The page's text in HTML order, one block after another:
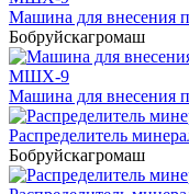
Машина для
Бобруйскагромаш
Машина для
Распределитель
Бобруйскагромаш